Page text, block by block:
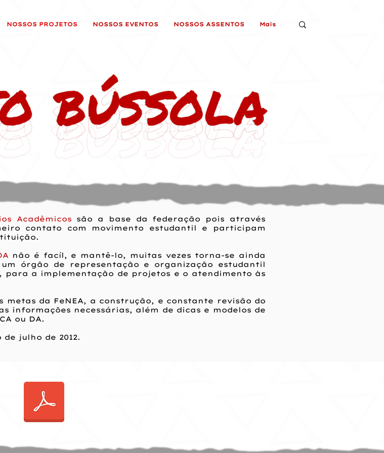
NOSSOS PROJETOS NOSSOS EVENTOS NOSSOS ASSENTOS Mais
Acadêmicos são a base da federação pois através
contato com movimento estudantil e participam
não é facíl, e mantê-lo, muitas vezes torna-se ainda
órgão de representação e organização estudantil
para a implementação de projetos e o atendimento às
metas da FeNEA, a construção, e constante revisão do
informações necessárias, além de dicas e modelos de
ou DA.
julho de 2012.